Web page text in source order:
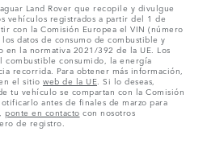
Land Rover que recopile y divulgue
vehículos registrados a partir del 1 de
con la Comisión Europea el VIN (número
datos de consumo de combustible y
la normativa 2021/392 de la UE. Los
combustible consumido, la energía
recorrida. Para obtener más información,
el sitio web de la UE . Si lo deseas,
tu vehículo se compartan con la Comisión
antes de finales de marzo para
ponte en contacto con nosotros
de registro.